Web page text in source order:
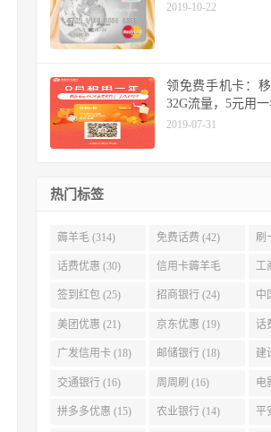
2019-10-22
领免费手机卡：
32G流量，5元用一
2019-07-31
热门标签
薅羊毛 (314) 免费话费 (42) 刷
话费优惠 (30) 信用卡薅羊毛
(29)
工
签到红包 (25) 招商银行 (24) 中
美团优惠 (21) 京东优惠 (19) 话
广发信用卡 (18) 邮储银行 (18) 建
交通银行 (16) 周周刷 (16) 电
拼多多优惠 (15) 农业银行 (14) 平